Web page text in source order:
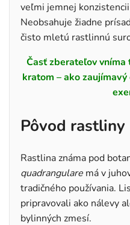
veľmi jemnej
Neobsahuje žiadne
čisto mletú rastlinnú
Časť zberateľov
kratom – ako
Pôvod rastliny
Rastlina známa pod
quadrangulare má v
tradičného používania.
pripravovali ako nálevy
bylinných zmesí.